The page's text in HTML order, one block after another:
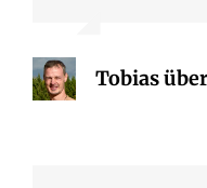
Tobias